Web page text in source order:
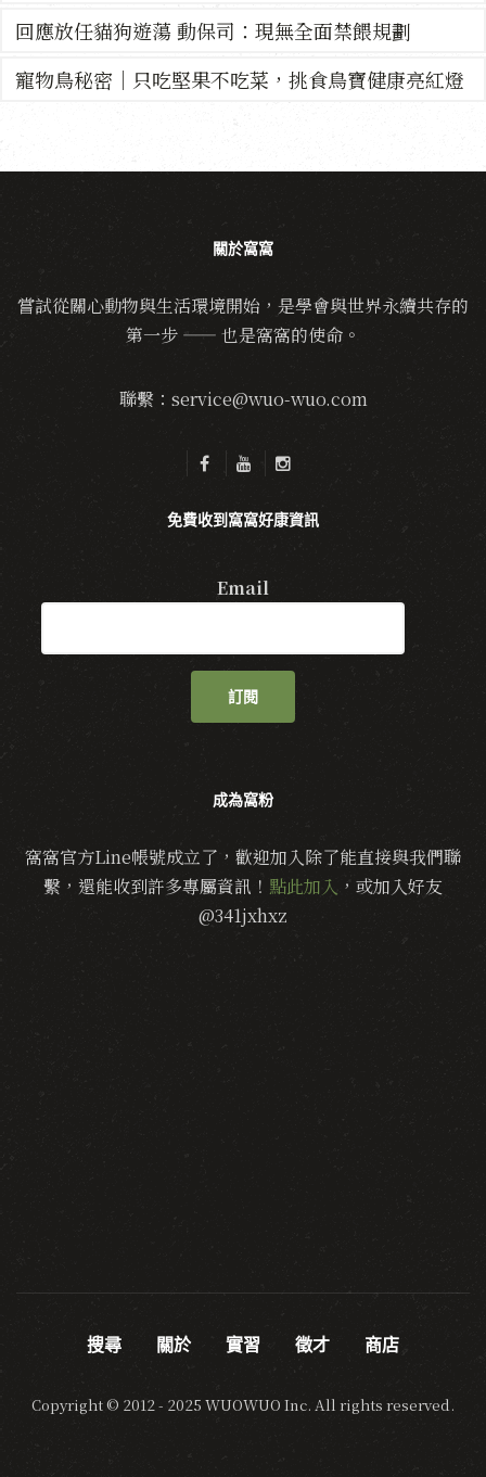
回應放任貓狗遊蕩 動保司：現無全面禁餵規劃
寵物鳥秘密｜只吃堅果不吃菜，挑食鳥寶健康亮紅燈
關於窩窩
嘗試從關心動物與生活環境開始，是學會與世界永續共存的
第一步 —— 也是窩窩的使命。
聯繫：service@wuo-wuo.com
免費收到窩窩好康資訊
Email
訂閱
成為窩粉
窩窩官方Line帳號成立了，歡迎加入除了能直接與我們聯
繫，還能收到許多專屬資訊！ 點此加入 ，或加入好友
@341jxhxz
搜尋 關於 實習 徵才 商店
Copyright © 2012 - 2025 WUOWUO Inc. All rights reserved.